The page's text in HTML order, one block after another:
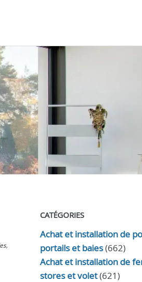
CATÉGORIES
Achat et installation de
portails et baies(662)
Achat et installation de
stores et volet(621)